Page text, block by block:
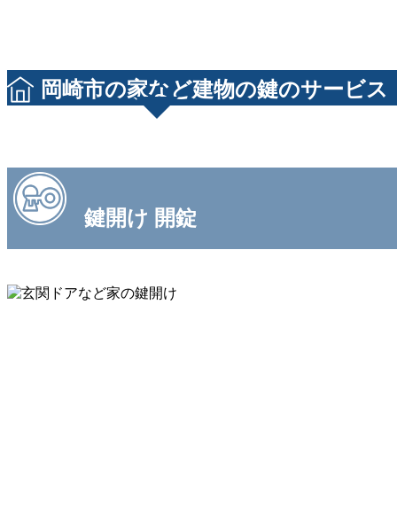
岡崎市の家など建物の鍵のサービス
鍵開け 開錠